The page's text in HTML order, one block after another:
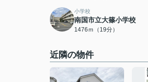
小学校
南国市立大篠小学校
1476ｍ（19分）
近隣の物件